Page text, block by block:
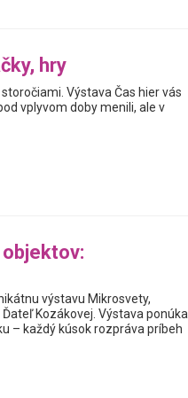
hry
Výstava Čas hier vás
vplyvom doby menili, ale v
výstavu Mikrosvety,
Kozákovej. Výstava ponúka
– každý kúsok rozpráva príbeh